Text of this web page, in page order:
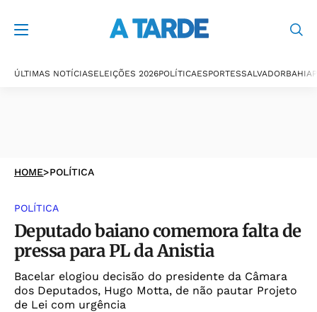
ÚLTIMAS NOTÍCIASELEIÇÕES 2026POLÍTICAESPORTESSALVADORBAHIA
HOME>POLÍTICA
POLÍTICA
Deputado baiano comemora falta de
pressa para PL da Anistia
Bacelar elogiou decisão do presidente da Câmara
dos Deputados, Hugo Motta, de não pautar Projeto
de Lei com urgência